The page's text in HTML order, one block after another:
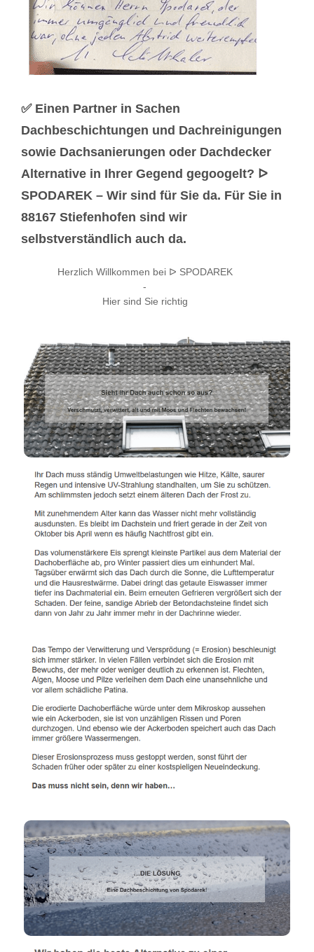
✅ Einen Partner in Sachen
Dachbeschichtungen und Dachreinigungen
sowie Dachsanierungen oder Dachdecker
Alternative in Ihrer Gegend gegoogelt? ᐅ
SPODAREK – Wir sind für Sie da. Für Sie in
88167 Stiefenhofen sind wir
selbstverständlich auch da.
Herzlich Willkommen bei ᐅ SPODAREK
-
Hier sind Sie richtig